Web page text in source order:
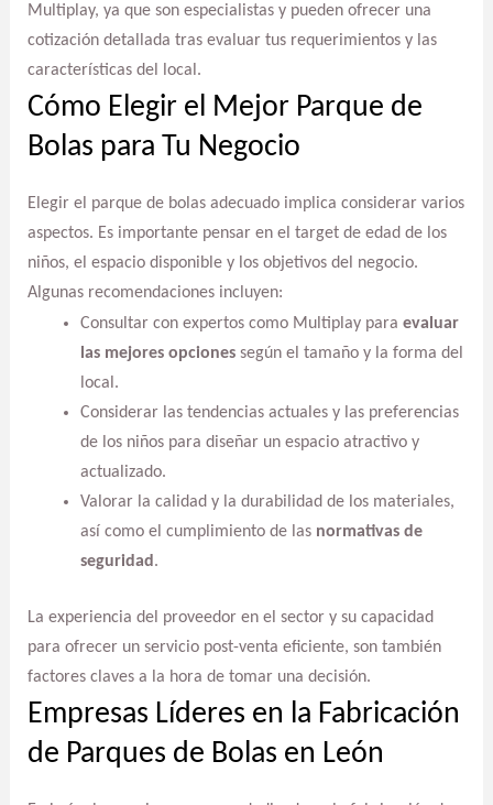
Multiplay, ya que son especialistas y pueden ofrecer una
cotización detallada tras evaluar tus requerimientos y las
características del local.
Cómo Elegir el Mejor Parque de
Bolas para Tu Negocio
Elegir el parque de bolas adecuado implica considerar varios
aspectos. Es importante pensar en el target de edad de los
niños, el espacio disponible y los objetivos del negocio.
Algunas recomendaciones incluyen:
Consultar con expertos como Multiplay para evaluar
las mejores opcionessegún el tamaño y la forma del
local.
Considerar las tendencias actuales y las preferencias
de los niños para diseñar un espacio atractivo y
actualizado.
Valorar la calidad y la durabilidad de los materiales,
así como el cumplimiento de las normativas de
seguridad.
La experiencia del proveedor en el sector y su capacidad
para ofrecer un servicio post-venta eficiente, son también
factores claves a la hora de tomar una decisión.
Empresas Líderes en la Fabricación
de Parques de Bolas en León